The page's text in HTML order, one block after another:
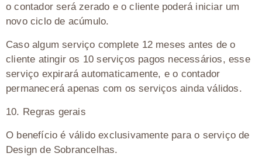
o contador será zerado e o cliente poderá iniciar um
novo ciclo de acúmulo.
Caso algum serviço complete 12 meses antes de o
cliente atingir os 10 serviços pagos necessários, esse
serviço expirará automaticamente, e o contador
permanecerá apenas com os serviços ainda válidos.
10.⁠ ⁠Regras gerais
O benefício é válido exclusivamente para o serviço de
Design de Sobrancelhas.